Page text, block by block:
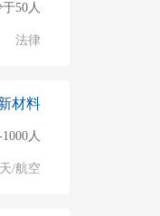
50人
法律
材料
人
/航空